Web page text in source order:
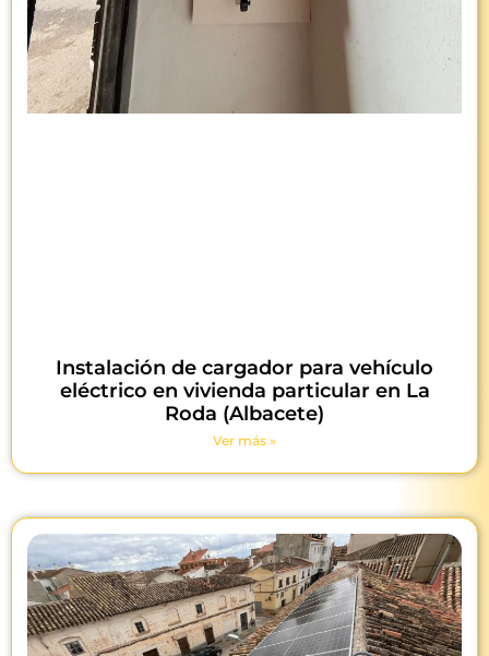
Instalación de cargador para vehículo
eléctrico en vivienda particular en La
Roda (Albacete)
Ver más »